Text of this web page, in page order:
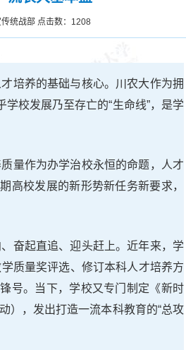
统战部 点击数： 1208
培养的基础与核心。川农大作为拥
校发展乃至存亡的“生命线”，是学
量作为办学治校永恒的命题，人才
高校发展的新形势新任务新要求，
奋起直追、迎头赶上。近年来，学
质量奖评选、修订本科人才培养方
号。当下，学校又专门制定《新时
），发出打造一流本科教育的“总攻